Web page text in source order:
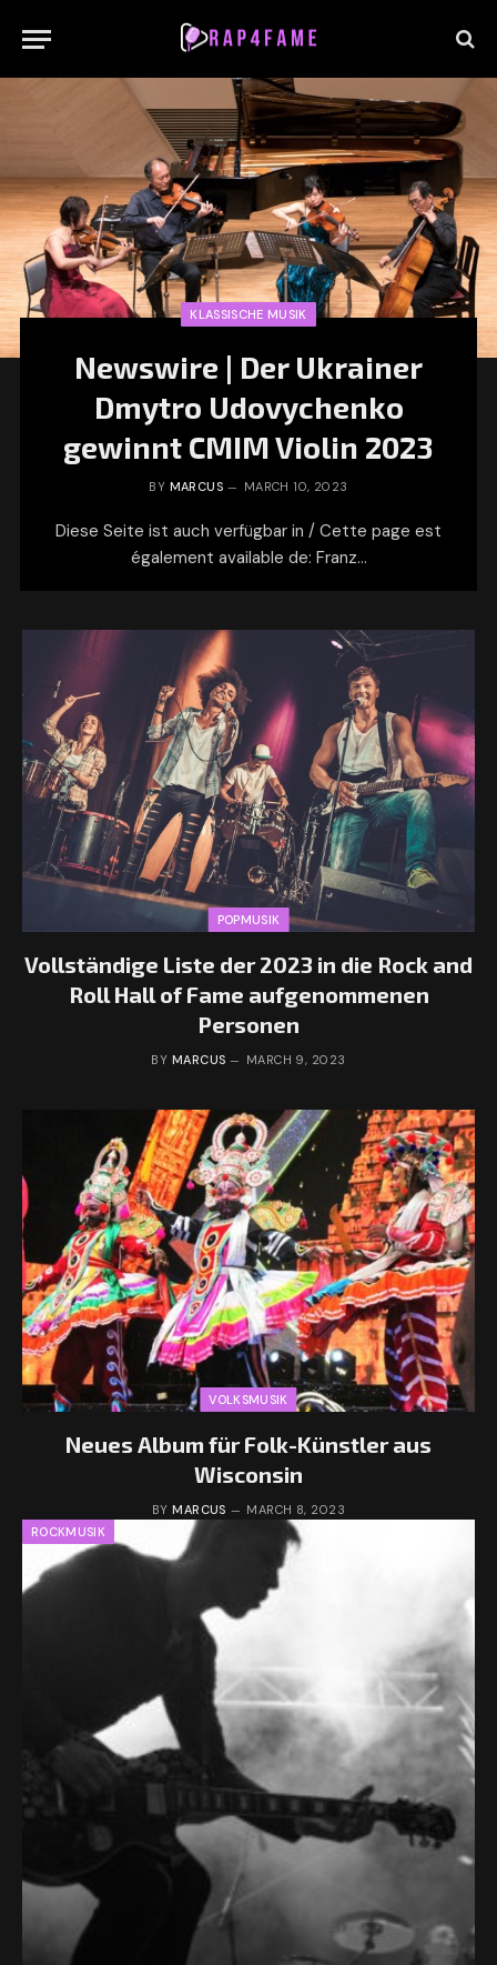
KLASSISCHE MUSIK
Newswire | Der Ukrainer
Dmytro Udovychenko
gewinnt CMIM Violin 2023
BY MARCUS MARCH 10, 2023
Diese Seite ist auch verfügbar in / Cette page est
également available de: Franz…
POPMUSIK
Vollständige Liste der 2023 in die Rock and
Roll Hall of Fame aufgenommenen
Personen
BY MARCUS MARCH 9, 2023
VOLKSMUSIK
Neues Album für Folk-Künstler aus
Wisconsin
BY MARCUS
MARCH 8, 2023
ROCKMUSIK